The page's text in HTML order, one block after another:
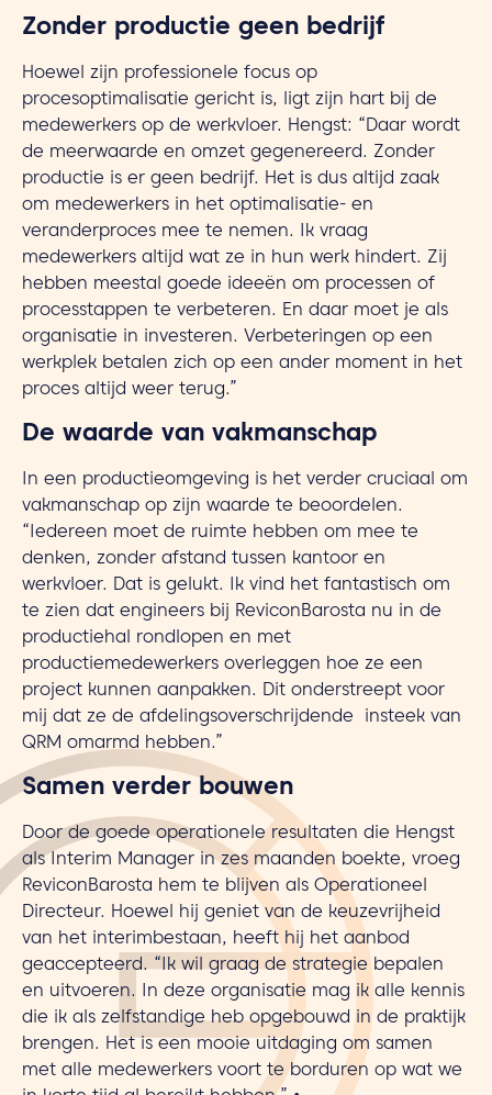
Zonder productie geen bedrijf
Hoewel zijn professionele focus op
procesoptimalisatie gericht is, ligt zijn hart bij de
medewerkers op de werkvloer. Hengst: “Daar wordt
de meerwaarde en omzet gegenereerd. Zonder
productie is er geen bedrijf. Het is dus altijd zaak
om medewerkers in het optimalisatie- en
veranderproces mee te nemen. Ik vraag
medewerkers altijd wat ze in hun werk hindert. Zij
hebben meestal goede ideeën om processen of
processtappen te verbeteren. En daar moet je als
organisatie in investeren. Verbeteringen op een
werkplek betalen zich op een ander moment in het
proces altijd weer terug.”
De waarde van vakmanschap
In een productieomgeving is het verder cruciaal om
vakmanschap op zijn waarde te beoordelen.
“Iedereen moet de ruimte hebben om mee te
denken, zonder afstand tussen kantoor en
werkvloer. Dat is gelukt. Ik vind het fantastisch om
te zien dat engineers bij ReviconBarosta nu in de
productiehal rondlopen en met
productiemedewerkers overleggen hoe ze een
project kunnen aanpakken. Dit onderstreept voor
mij dat ze de afdelingsoverschrijdende insteek van
QRM omarmd hebben.”
Samen verder bouwen
Door de goede operationele resultaten die Hengst
als Interim Manager in zes maanden boekte, vroeg
ReviconBarosta hem te blijven als Operationeel
Directeur. Hoewel hij geniet van de keuzevrijheid
van het interimbestaan, heeft hij het aanbod
geaccepteerd. “Ik wil graag de strategie bepalen
en uitvoeren. In deze organisatie mag ik alle kennis
die ik als zelfstandige heb opgebouwd in de praktijk
brengen. Het is een mooie uitdaging om samen
met alle medewerkers voort te borduren op wat we